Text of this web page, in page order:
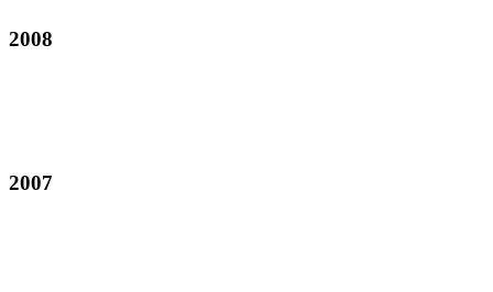
2008
2007